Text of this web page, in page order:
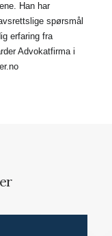
Han har
spørsmål
erfaring fra
Advokatfirma i